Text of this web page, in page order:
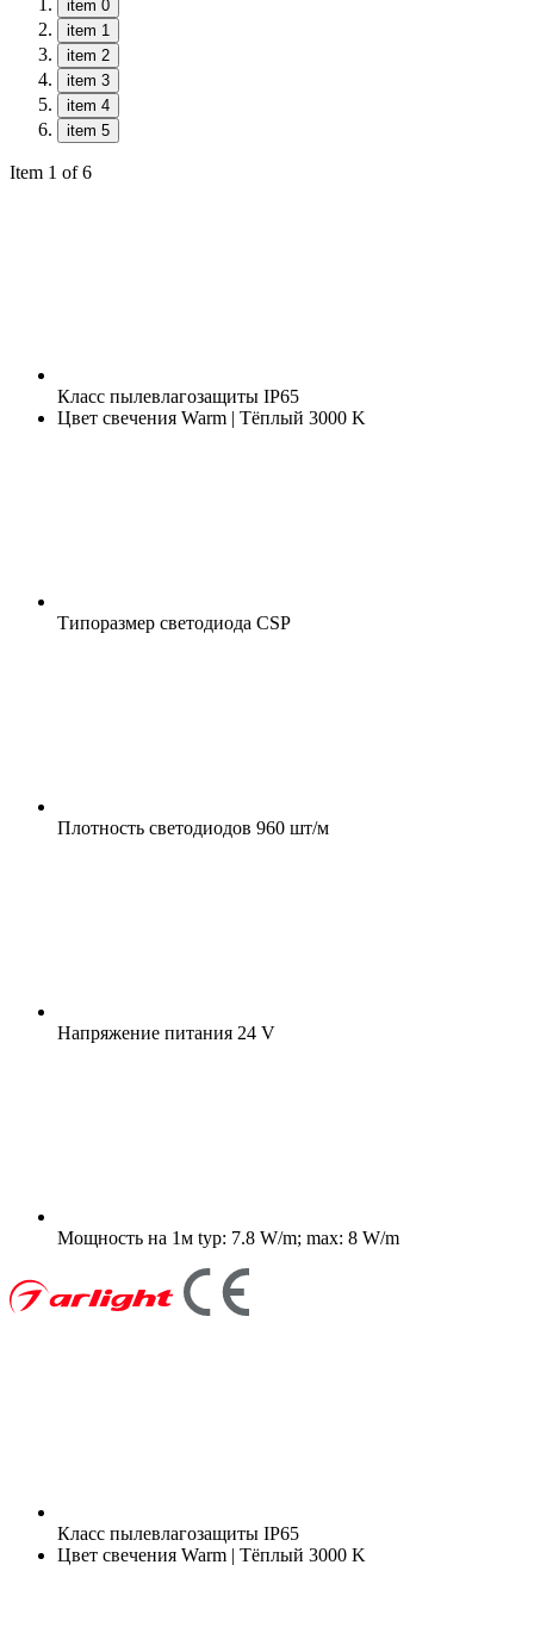
item 0
item 1
item 2
item 3
item 4
item 5
Item 1 of 6
Класс пылевлагозащиты IP65
Цвет свечения Warm | Тёплый 3000 K
Типоразмер светодиода CSP
Плотность светодиодов 960 шт/м
Напряжение питания 24 V
Мощность на 1м typ: 7.8 W/m; max: 8 W/m
Класс пылевлагозащиты IP65
Цвет свечения Warm | Тёплый 3000 K